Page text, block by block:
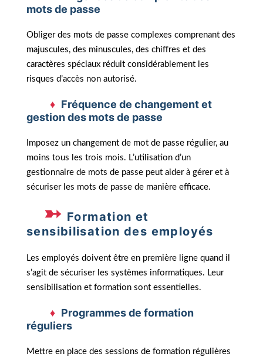
mots de passe
Obliger des mots de passe complexes comprenant des
majuscules, des minuscules, des chiffres et des
caractères spéciaux réduit considérablement les
risques d’accès non autorisé.
Fréquence de changement et
gestion des mots de passe
Imposez un changement de mot de passe régulier, au
moins tous les trois mois. L’utilisation d’un
gestionnaire de mots de passe peut aider à gérer et à
sécuriser les mots de passe de manière efficace.
Formation et
sensibilisation des employés
Les employés doivent être en première ligne quand il
s’agit de sécuriser les systèmes informatiques. Leur
sensibilisation et formation sont essentielles.
Programmes de formation
réguliers
Mettre en place des sessions de formation régulières